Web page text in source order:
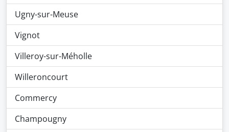
Ugny-sur-Meuse
Vignot
Villeroy-sur-Méholle
Willeroncourt
Commercy
Champougny